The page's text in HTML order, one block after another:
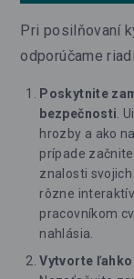
Pri posilňovaní
odporúčame
Poskytnite
bezpečnosti .
hrozby a ako
prípade
znalosti
rôzne
pracovníkom
nahlásia.
Vytvorte